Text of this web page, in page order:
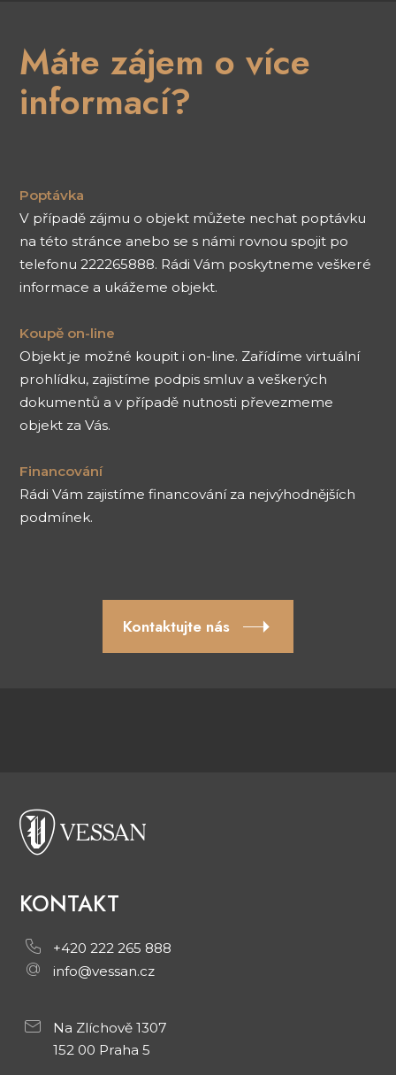
Máte zájem o více
informací?
Poptávka
V případě zájmu o objekt můžete nechat poptávku
na této stránce anebo se s námi rovnou spojit po
telefonu 222265888. Rádi Vám poskytneme veškeré
informace a ukážeme objekt.
Koupě on-line
Objekt je možné koupit i on-line. Zařídíme virtuální
prohlídku, zajistíme podpis smluv a veškerých
dokumentů a v případě nutnosti převezmeme
objekt za Vás.
Financování
Rádi Vám zajistíme financování za nejvýhodnějších
podmínek.
Kontaktujte nás
KONTAKT
+420 222 265 888
info@vessan.cz
Na Zlíchově 1307
152 00 Praha 5